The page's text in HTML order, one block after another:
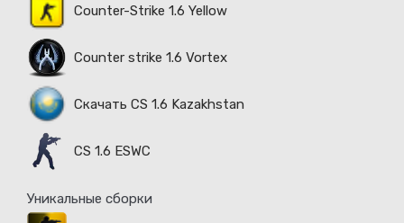
Counter-Strike 1.6 Yellow
Counter strike 1.6 Vortex
Скачать CS 1.6 Kazakhstan
CS 1.6 ESWC
Уникальные сборки